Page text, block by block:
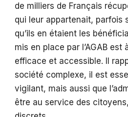
de milliers de Français
qui leur appartenait, parfois
qu’ils en étaient les
mis en place par l’AGAB est
efficace et accessible. Il
société complexe, il est
vigilant, mais aussi que
être au service des